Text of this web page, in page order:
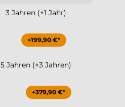
3 Jahren (+1 Jahr)
+199,90 €*
5 Jahren (+3 Jahren)
+379,90 €*